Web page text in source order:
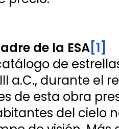
de la ESA[1]
de
a.C., durante el
de esta obra
del cielo